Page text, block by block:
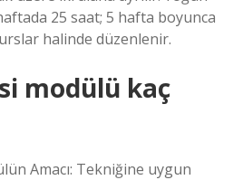
25 saat; 5 hafta boyunca
halinde düzenlenir.
modülü kaç
Amacı: Tekniğine uygun